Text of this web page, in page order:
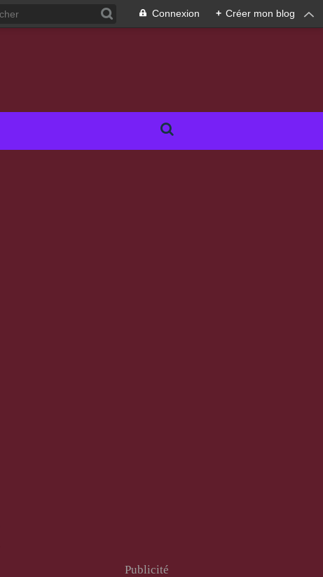
Connexion + Créer mon blog
Publicité